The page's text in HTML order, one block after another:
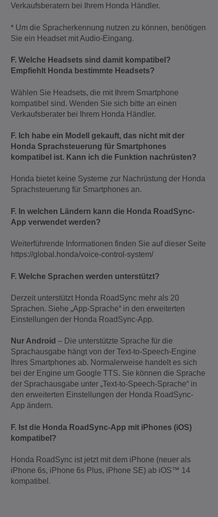
Verkaufsberatern bei Ihrem Honda Händler.
* Um die Spracherkennung nutzen zu können, benötigen
Sie ein Headset mit Audio-Eingang.
F. Welche Headsets sind damit kompatibel?
Empfiehlt Honda bestimmte Headsets?
Wählen Sie Headsets, die mit Ihrem Smartphone
kompatibel sind. Wenden Sie sich bitte an einen
Verkaufsberater bei Ihrem Honda Händler.
F. Ich habe ein Modell gekauft, das nicht mit der
Honda Sprachsteuerung für Smartphones
kompatibel ist. Kann ich die Funktion nachrüsten?
Honda bietet keine Systeme zur Nachrüstung der Honda
Sprachsteuerung für Smartphones an.
F. In welchen Ländern kann die Honda RoadSync-
App verwendet werden?
Weiterführende Informationen finden Sie auf dieser Seite
https://global.honda/voice-control-system/
F. Welche Sprachen werden unterstützt?
Derzeit unterstützt Honda RoadSync mehr als 20
Sprachen. Siehe „App-Sprache“ in den erweiterten
Einstellungen der Honda RoadSync-App.
Nur Android – Die unterstützte Sprache für die
Sprachausgabe hängt von der Text-to-Speech-Engine
Ihres Smartphones ab. Normalerweise handelt es sich
bei der Engine um Google TTS. Sie können die Sprache
der Sprachausgabe unter „Text-to-Speech-Sprache“ in
den erweiterten Einstellungen der Honda RoadSync-
App ändern.
F. Ist die Honda RoadSync-App mit iPhones (iOS)
kompatibel?
Honda RoadSync ist jetzt mit dem iPhone (neuer als
iPhone 6s, iPhone 6s Plus, iPhone SE) ab iOS™ 14
kompatibel.